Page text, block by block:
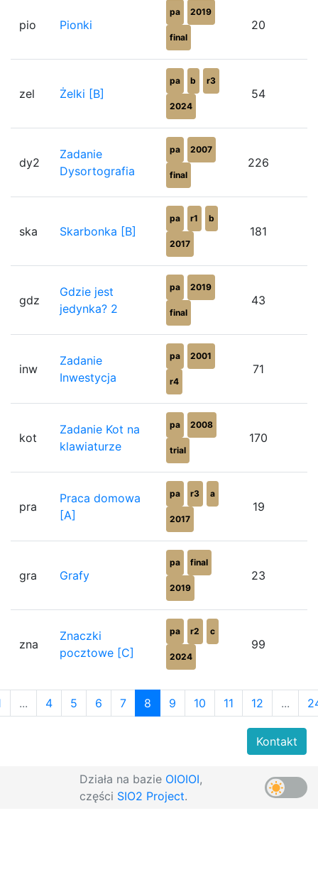
pio Pionki
pa 2019
final
20
zel Żelki [B]
pa b r3
2024
54
dy2
Zadanie
Dysortografia
pa 2007
final
226
ska Skarbonka [B]
pa r1 b
2017
181
gdz
Gdzie jest
jedynka? 2
pa 2019
final
43
inw
Zadanie
Inwestycja
pa 2001
r4
71
kot
Zadanie Kot na
klawiaturze
pa 2008
trial
170
pra
Praca domowa
[A]
pa r3 a
2017
19
gra Grafy
pa final
2019
23
zna
Znaczki
pocztowe [C]
pa r2 c
2024
99
... 4 5 6 7 8 9 10 11 12 ...
Działa na bazie OIOIOI,
części SIO2 Project.
Kontakt